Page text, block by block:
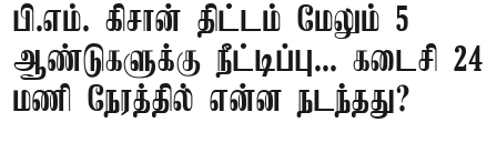
பி.எம். கிசான் திட்டம் மேலும் 5
ஆண்டுகளுக்கு நீட்டிப்பு... கடைசி 24
மணி நேரத்தில் என்ன நடந்தது?